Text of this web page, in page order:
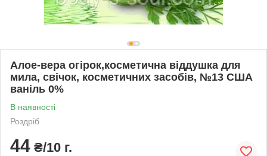
Алое-вера огірок,косметична віддушка для
мила, свічок, косметичних засобів, №13 США
ваніль 0%
В наявності
Роздріб
44 ₴/10 г.